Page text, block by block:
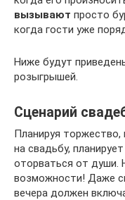
вызывают просто
когда гости уже
Ниже будут
розыгрышей.
Сценарий
Планируя торжество,
на свадьбу,
оторваться от души.
возможности! Даже
вечера должен